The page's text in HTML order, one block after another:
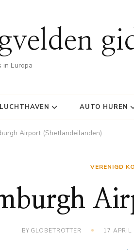
in Europa
AUTO HUREN
Airport (Shetlandeilanden)
VERENIGD
BY GLOBETROTTER 17 APRIL